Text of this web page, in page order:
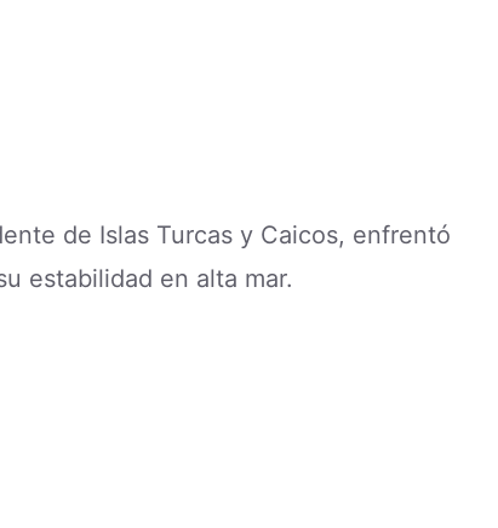
de Islas Turcas y Caicos, enfrentó
estabilidad en alta mar.